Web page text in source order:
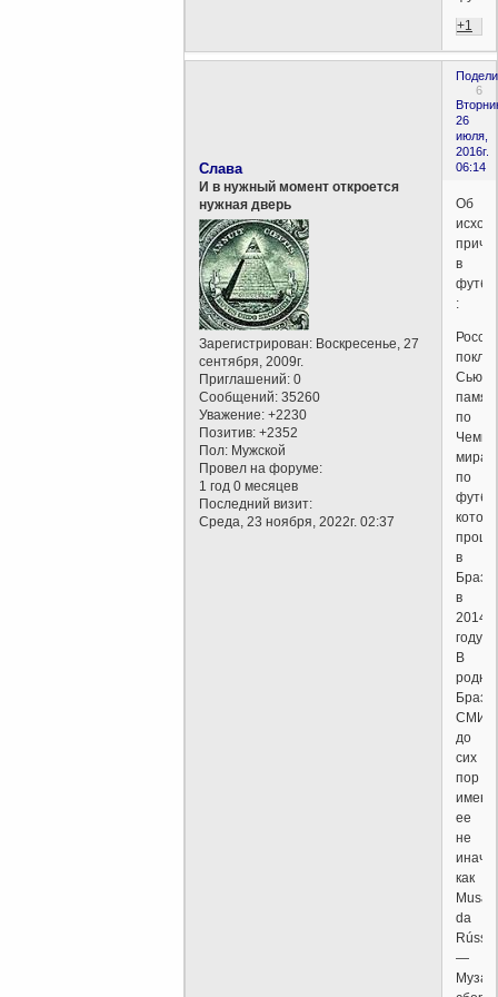
+1
6
26
июля,
2016г.
06:14
Слава
И в нужный момент откроется
нужная дверь
Зарегистрирован: Воскресенье, 27
сентября, 2009г.
Приглашений: 0
Сообщений: 35260
Уважение: +2230
Позитив: +2352
Пол: Мужской
Провел на форуме:
1 год 0 месяцев
Последний визит:
Среда, 23 ноября, 2022г. 02:37
Об
в
:
Сьюзи
по
мира
по
в
в
2014
году.
В
СМИ
до
сих
пор
ее
не
иначе
как
Musa
da
Rússia
—
Муза